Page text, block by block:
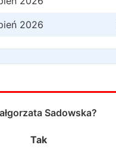
2026
Sadowska?
Tak